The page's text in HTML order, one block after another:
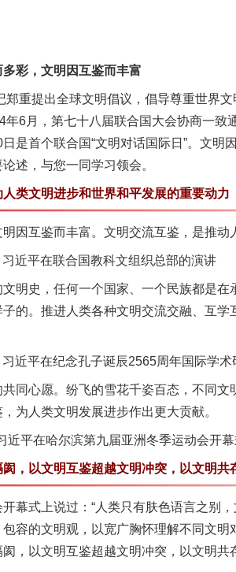
彩，文明因互鉴而丰富
提出全球文明倡议，倡导尊重世界文
6月，第七十八届联合国大会协商一致
是首个联合国“文明对话国际日”。文
述，与您一同学习领会。
文明进步和世界和平发展的重要动力
互鉴而丰富。文明交流互鉴，是推动
平在联合国教科文组织总部的演讲
史，任何一个国家、一个民族都是在
的。推进人类各种文明交流交融、互
在纪念孔子诞辰2565周年国际学术
心愿。纷飞的雪花千姿百态，不同文
为人类文明发展进步作出更大贡献。
在哈尔滨第九届亚洲冬季运动会开幕
以文明互鉴超越文明冲突，以文明共
式上说过：“人类只有肤色语言之别，
容的文明观，以宽广胸怀理解不同文
，以文明互鉴超越文明冲突，以文明共